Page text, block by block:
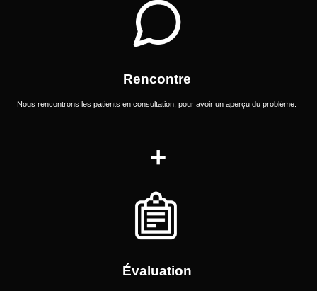
Rencontre
Nous rencontrons les patients en consultation, pour avoir un aperçu du problème.
Évaluation